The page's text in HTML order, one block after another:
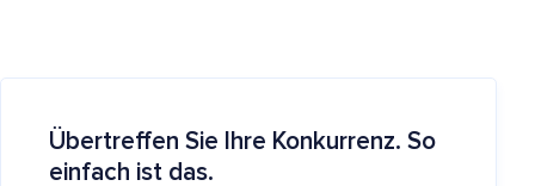
Übertreffen Sie Ihre Konkurrenz. So
einfach ist das.